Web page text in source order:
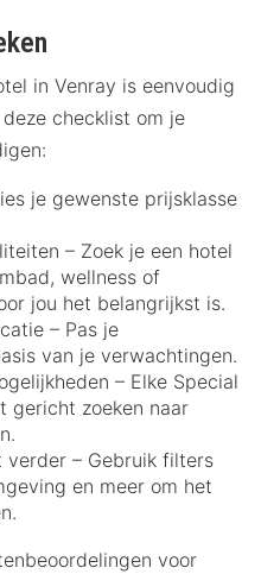
in Venray is eenvoudig
checklist om je
je gewenste prijsklasse
– Zoek je een hotel
wellness of
jou het belangrijkst is.
– Pas je
van je verwachtingen.
– Elke Special
gericht zoeken naar
– Gebruik filters
en meer om het
voor